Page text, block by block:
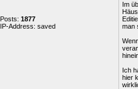
Posts: 1877
IP-Address: saved
Im
man
Ich
hier